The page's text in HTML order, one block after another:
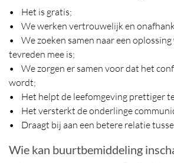
• Het is gratis;
• We werken vertrouwelijk en
• We zoeken samen naar een oplossing
tevreden mee is;
• We zorgen er samen voor dat het
wordt;
• Het helpt de leefomgeving prettiger
• Het versterkt de onderlinge
• Draagt bij aan een betere relatie
Wie kan buurtbemiddeling